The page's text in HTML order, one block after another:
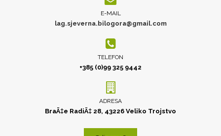
E-MAIL
lag.sjeverna.bilogora@gmail.com
TELEFON
+385 (0)99 325 9442
ADRESA
BraÄ‡e RadiÄ‡ 28, 43226 Veliko Trojstvo